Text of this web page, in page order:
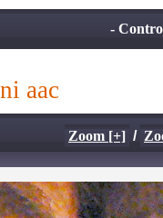
-
aac
Zoom [+] /